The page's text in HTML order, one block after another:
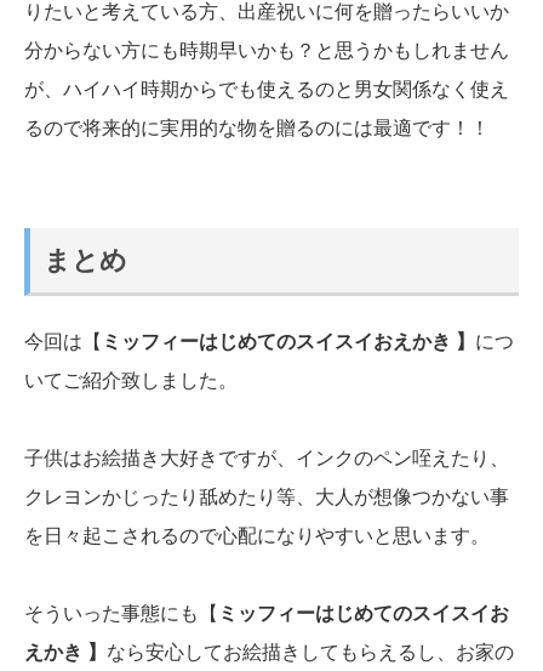
りたいと考えている方、出産祝いに何を贈ったらいいか
分からない方にも時期早いかも？と思うかもしれません
が、ハイハイ時期からでも使えるのと男女関係なく使え
るので将来的に実用的な物を贈るのには最適です！！
まとめ
今回は【 ミッフィーはじめてのスイスイおえかき 】 につ
いてご紹介致しました。
子供はお絵描き大好きですが、インクのペン咥えたり、
クレヨンかじったり舐めたり等、大人が想像つかない事
を日々起こされるので心配になりやすいと思います。
そういった事態にも【 ミッフィーはじめてのスイスイお
えかき 】 なら安心してお絵描きしてもらえるし、お家の